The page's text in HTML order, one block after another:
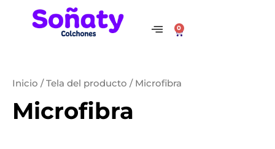
0
Cart
Inicio / Tela del producto / Microfibra
Microfibra